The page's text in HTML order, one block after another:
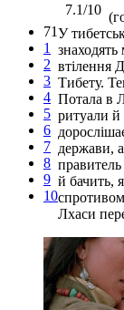
71
1
2
3
4
5
6
7
8
9
10
7.1/10
У
втілення
Тибету.
Потала в
ритуали й
держави,
й бачить,
Лхаси